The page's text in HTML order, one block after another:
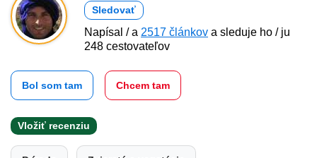
Sledovať
Napísal / a 2517 článkov a sleduje ho / ju
248 cestovateľov
Bol som tam Chcem tam
Vložiť recenziu